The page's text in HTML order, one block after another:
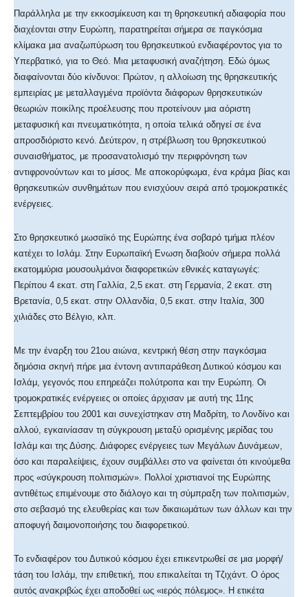
Παράλληλα με την εκκοσμίκευση και τη θρησκευτική αδιαφορία που
διαχέονται στην Ευρώπη, παρατηρείται σήμερα σε παγκόσμια
κλίμακα μια αναζωπύρωση του θρησκευτικού ενδιαφέροντος για το
Υπερβατικό, για το Θεό. Μια μεταφυσική αναζήτηση. Εδώ όμως
διαφαίνονται δύο κίνδυνοι: Πρώτον, η αλλοίωση της θρησκευτικής
εμπειρίας με μεταλλαγμένα προϊόντα διάφορων θρησκευτικών
θεωριών ποικίλης προέλευσης που προτείνουν μια αόριστη
μεταφυσική και πνευματικότητα, η οποία τελικά οδηγεί σε ένα
απροσδιόριστο κενό. Δεύτερον, η στρέβλωση του θρησκευτικού
συναισθήματος, με προσανατολισμό την περιφρόνηση των
αντιφρονούντων και το μίσος. Με αποκορύφωμα, ένα κράμα βίας και
θρησκευτικών συνθημάτων που ενισχύουν σειρά από τρομοκρατικές
ενέργειες.
Στο θρησκευτικό μωσαϊκό της Ευρώπης ένα σοβαρό τμήμα πλέον
κατέχει το Ισλάμ. Στην Ευρωπαϊκή Ενωση διαβιούν σήμερα πολλά
εκατομμύρια μουσουλμάνοι διαφορετικών εθνικές καταγωγές:
Περίπου 4 εκατ. στη Γαλλία, 2,5 εκατ. στη Γερμανία, 2 εκατ. στη
Βρετανία, 0,5 εκατ. στην Ολλανδία, 0,5 εκατ. στην Ιταλία, 300
χιλιάδες στο Βέλγιο, κλπ.
Με την έναρξη του 21ου αιώνα, κεντρική θέση στην παγκόσμια
δημόσια σκηνή πήρε μια έντονη αντιπαράθεση Δυτικού κόσμου και
Ισλάμ, γεγονός που επηρεάζει πολύτροπα και την Ευρώπη. Οι
τρομοκρατικές ενέργειες οι οποίες άρχισαν με αυτή της 11ης
Σεπτεμβρίου του 2001 και συνεχίστηκαν στη Μαδρίτη, το Λονδίνο και
αλλού, εγκαινίασαν τη σύγκρουση μεταξύ ορισμένης μερίδας του
Ισλάμ και της Δύσης. Διάφορες ενέργειες των Μεγάλων Δυνάμεων,
όσο και παραλείψεις, έχουν συμβάλλει στο να φαίνεται ότι κινούμεθα
προς «σύγκρουση πολιτισμών». Πολλοί χριστιανοί της Ευρώπης
αντιθέτως επιμένουμε στο διάλογο και τη σύμπραξη των πολιτισμών,
στο σεβασμό της ελευθερίας και των δικαιωμάτων των άλλων και την
αποφυγή δαιμονοποιήσης του διαφορετικού.
Το ενδιαφέρον του Δυτικού κόσμου έχει επικεντρωθεί σε μια μορφή/
τάση του Ισλάμ, την επιθετική, που επικαλείται τη Τζιχάντ. Ο όρος
αυτός ανακριβώς έχει αποδοθεί ως «ιερός πόλεμος». Η ετικέτα